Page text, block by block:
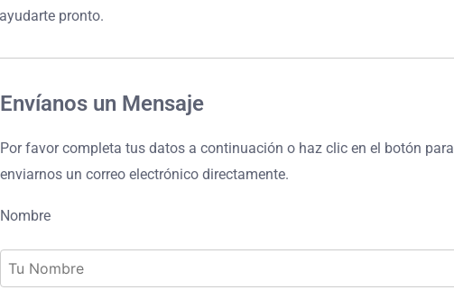
pronto.
Envíanos un Mensaje
Por favor completa tus datos a continuación o haz clic en el botón para
enviarnos un correo electrónico directamente.
Nombre